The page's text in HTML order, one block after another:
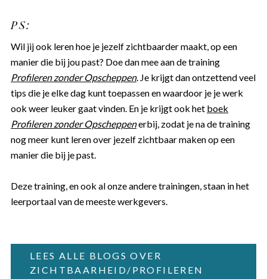
PS:
Wil jij ook leren hoe je jezelf zichtbaarder maakt, op een
manier die bij jou past? Doe dan mee aan de training
Profileren zonder Opscheppen. Je krijgt dan ontzettend veel
tips die je elke dag kunt toepassen en waardoor je je werk
ook weer leuker gaat vinden. En je krijgt ook het boek
Profileren zonder Opscheppenerbij, zodat je na de training
nog meer kunt leren over jezelf zichtbaar maken op een
manier die bij je past.
Deze training, en ook al onze andere trainingen, staan in het
leerportaal van de meeste werkgevers.
LEES ALLE BLOGS OVER
ZICHTBAARHEID/PROFILEREN